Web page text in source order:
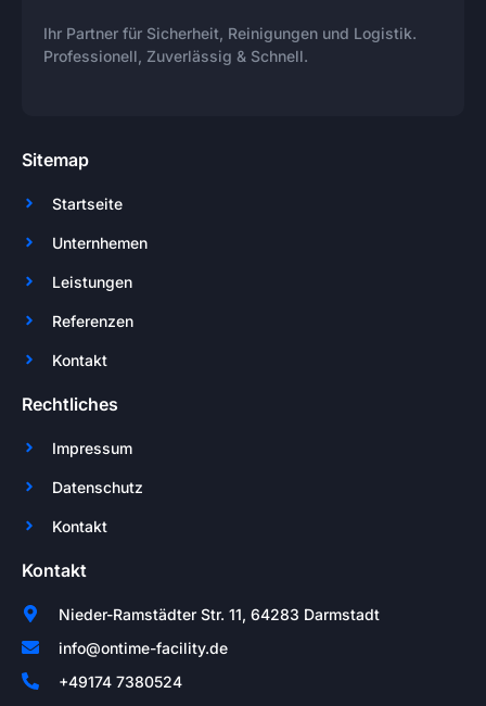
Ihr Partner für Sicherheit, Reinigungen und Logistik.
Professionell, Zuverlässig & Schnell.
Sitemap
Startseite
Unternhemen
Leistungen
Referenzen
Kontakt
Rechtliches
Impressum
Datenschutz
Kontakt
Kontakt
Nieder-Ramstädter Str. 11, 64283 Darmstadt
info@ontime-facility.de
+49174 7380524